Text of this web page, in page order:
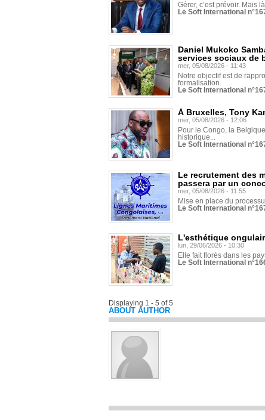
Gérer, c’est prévoir. Mais
Le Soft International
Daniel Mukoko
services sociaux de
mer, 05/08/2026 - 11:43
Notre objectif est de
formalisation.
Le Soft International
À Bruxelles, Tony
mer, 05/08/2026 - 12:06
Pour le Congo, la
historique...
Le Soft International
Le recrutement des
passera par un
mer, 05/08/2026 - 11:55
Mise en place du
Le Soft International
L'esthétique
lun, 29/06/2026 - 10:30
Elle fait florès dans les
Le Soft International
Displaying 1 - 5 of 5
ABOUT AUTHOR